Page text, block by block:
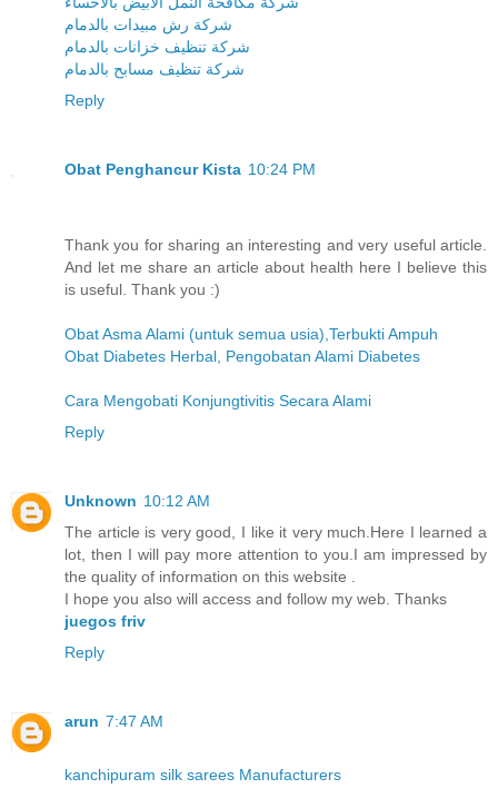
شركة رش مبيدات بالدمام
شركة تنظيف خزانات بالدمام
شركة تنظيف مسابح بالدمام
Reply
Obat Penghancur Kista 10:24 PM
Thank you for sharing an interesting and very useful article.
And let me share an article about health here I believe this
is useful. Thank you :)
Obat Asma Alami (untuk semua usia),Terbukti Ampuh
Obat Diabetes Herbal, Pengobatan Alami Diabetes
Cara Mengobati Konjungtivitis Secara Alami
Reply
Unknown 10:12 AM
The article is very good, I like it very much.Here I learned a
lot, then I will pay more attention to you.I am impressed by
the quality of information on this website .
I hope you also will access and follow my web. Thanks
juegos friv
Reply
arun 7:47 AM
kanchipuram silk sarees Manufacturers